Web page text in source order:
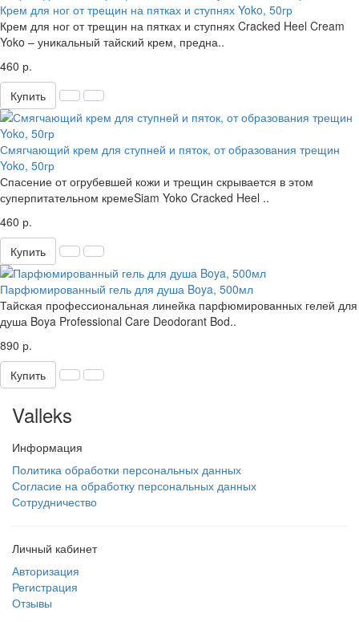
Крем для ног от трещин на пятках и ступнях Yoko, 50гр
Крем для ног от трещин на пятках и ступнях Cracked Heel Cream
Yoko – уникальный тайский крем, предна..
460 р.
Купить
Смягчающий крем для ступней и пяток, от образования трещин
Yoko, 50гр
Спасение от огрубевшей кожи и трещин скрывается в этом
суперпитательном кремеSiam Yoko Cracked Heel ..
460 р.
Купить
Парфюмированный гель для душа Boya, 500мл
Тайская профессиональная линейка парфюмированных гелей для
душа Boya Professional Care Deodorant Bod..
890 р.
Купить
Valleks
Информация
Политика обработки персональных данных
Согласие на обработку персональных данных
Сотрудничество
Личный кабинет
Авторизация
Регистрация
Отзывы